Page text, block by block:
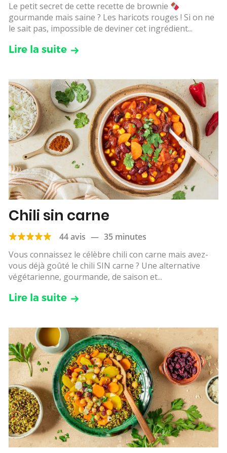
Le petit secret de cette recette de brownie
gourmande mais saine ? Les haricots rouges ! Si on ne
le sait pas, impossible de deviner cet ingrédient...
Lire la suite
Chili sin carne
44 avis — 35 minutes
Vous connaissez le célèbre chili con carne mais avez-
vous déjà goûté le chili SIN carne ? Une alternative
végétarienne, gourmande, de saison et...
Lire la suite